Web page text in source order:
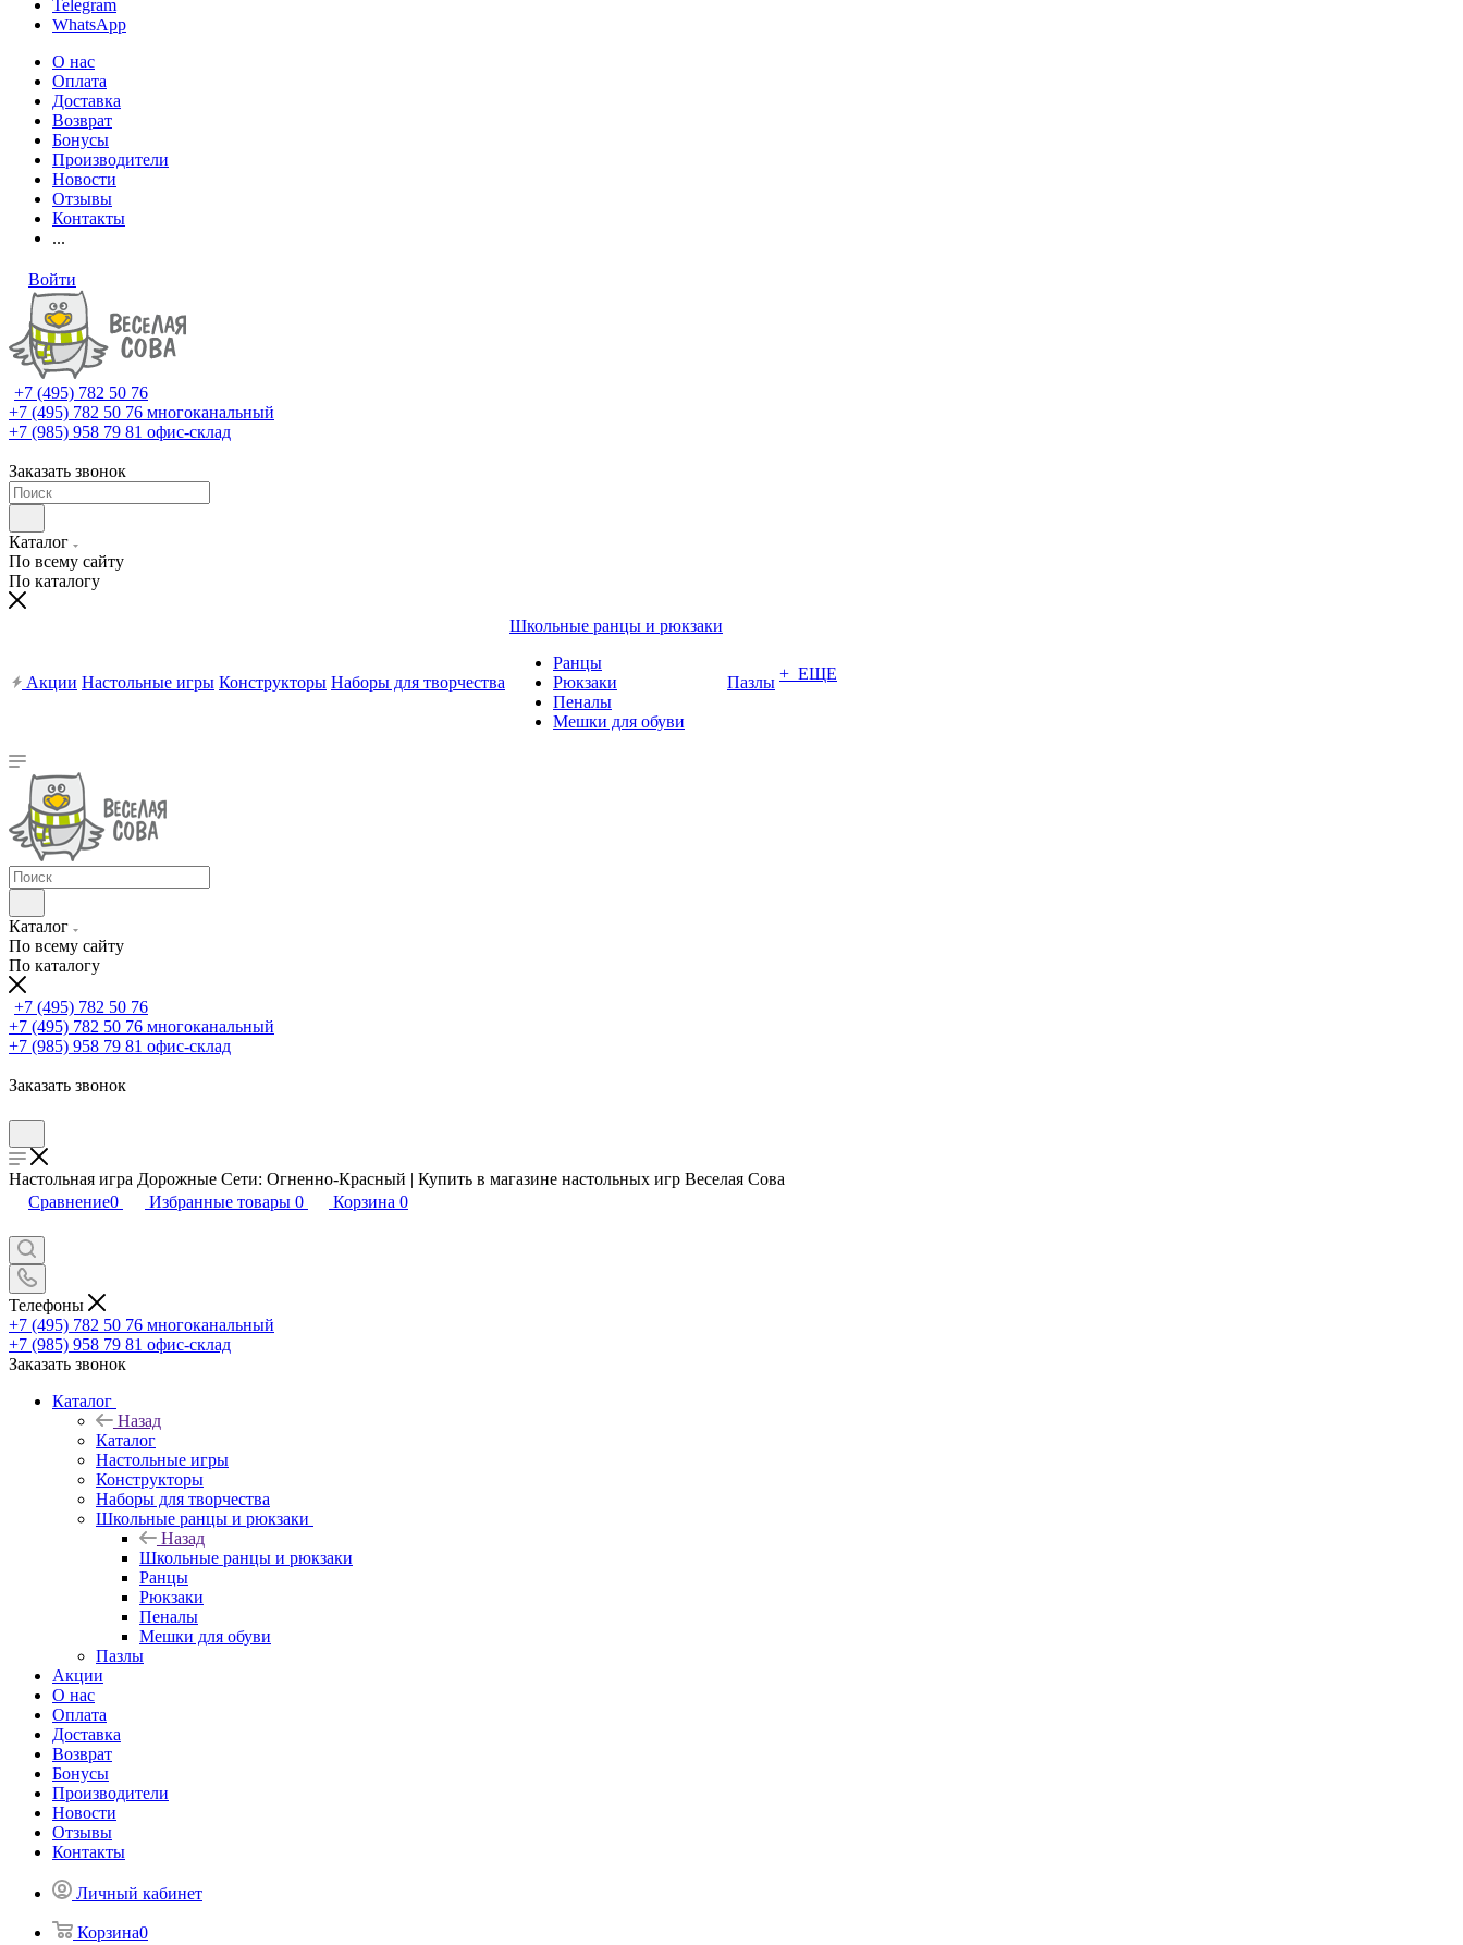
Telegram
WhatsApp
О нас
Оплата
Доставка
Возврат
Бонусы
Производители
Новости
Отзывы
Контакты
...
Войти
+7 (495) 782 50 76
+7 (495) 782 50 76 многоканальный
+7 (985) 958 79 81 офис-склад
Заказать звонок
Каталог
По всему сайту
По каталогу
Акции Настольные игры Конструкторы Наборы для творчества
Школьные ранцы и рюкзаки
Ранцы
Рюкзаки
Пеналы
Мешки для обуви
Пазлы + ЕЩЕ
Каталог
По всему сайту
По каталогу
+7 (495) 782 50 76
+7 (495) 782 50 76 многоканальный
+7 (985) 958 79 81 офис-склад
Заказать звонок
Настольная игра Дорожные Сети: Огненно-Красный | Купить в магазине настольных игр Веселая Сова
Сравнение0 Избранные товары 0 Корзина 0
Телефоны
+7 (495) 782 50 76 многоканальный
+7 (985) 958 79 81 офис-склад
Заказать звонок
Каталог
Назад
Каталог
Настольные игры
Конструкторы
Наборы для творчества
Школьные ранцы и рюкзаки
Назад
Школьные ранцы и рюкзаки
Ранцы
Рюкзаки
Пеналы
Мешки для обуви
Пазлы
Акции
О нас
Оплата
Доставка
Возврат
Бонусы
Производители
Новости
Отзывы
Контакты
Личный кабинет
Корзина0